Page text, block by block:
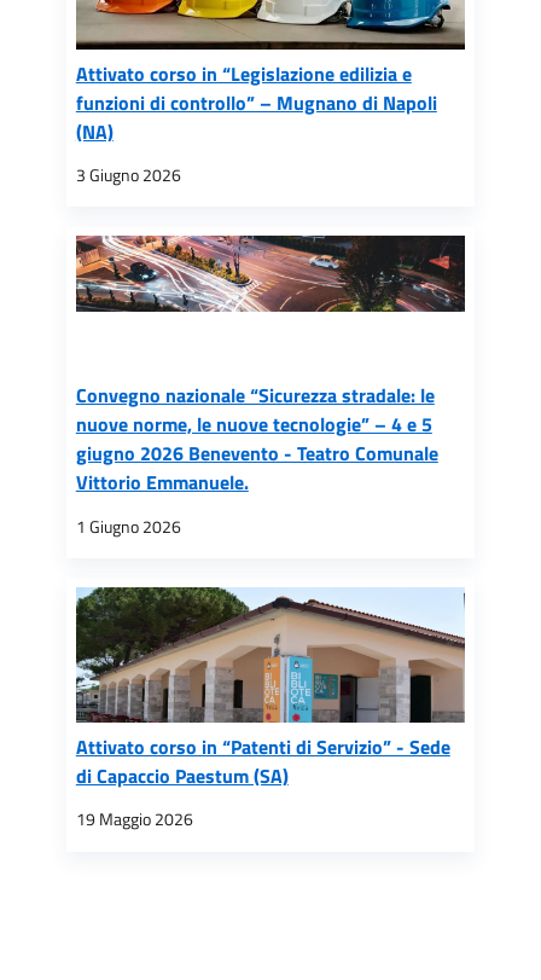
Attivato corso in “Legislazione edilizia e
funzioni di controllo” – Mugnano di Napoli
(NA)
3 Giugno 2026
Convegno nazionale “Sicurezza stradale: le
nuove norme, le nuove tecnologie” – 4 e 5
giugno 2026 Benevento - Teatro Comunale
Vittorio Emmanuele.
1 Giugno 2026
Attivato corso in “Patenti di Servizio” - Sede
di Capaccio Paestum (SA)
19 Maggio 2026